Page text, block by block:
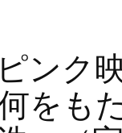
ンク
をも